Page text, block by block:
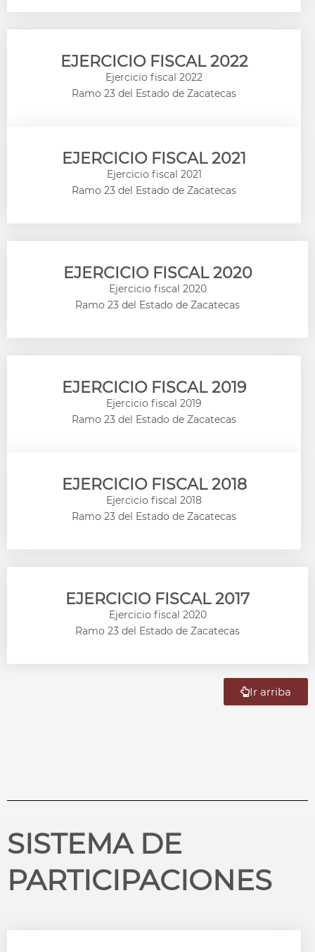
EJERCICIO FISCAL 2022
Ejercicio fiscal 2022
Ramo 23 del Estado de Zacatecas
EJERCICIO FISCAL 2021
Ejercicio fiscal 2021
Ramo 23 del Estado de Zacatecas
EJERCICIO FISCAL 2020
Ejercicio fiscal 2020
Ramo 23 del Estado de Zacatecas
EJERCICIO FISCAL 2019
Ejercicio fiscal 2019
Ramo 23 del Estado de Zacatecas
EJERCICIO FISCAL 2018
Ejercicio fiscal 2018
Ramo 23 del Estado de Zacatecas
EJERCICIO FISCAL 2017
Ejercicio fiscal 2020
Ramo 23 del Estado de Zacatecas
Ir arriba
SISTEMA DE
PARTICIPACIONES​